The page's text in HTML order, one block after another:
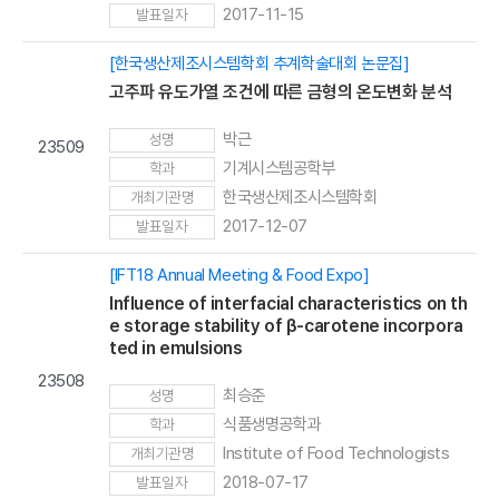
발표일자 2017-11-15
23509
[한국생산제조시스템학회 추계학술대회 논문집]
고주파 유도가열 조건에 따른 금형의 온도변화 분석
성명 박근
학과 기계시스템공학부
개최기관명 한국생산제조시스템학회
발표일자 2017-12-07
23508
[IFT18 Annual Meeting & Food Expo]
Influence of interfacial characteristics on th
e storage stability of β-carotene incorpora
ted in emulsions
성명 최승준
학과 식품생명공학과
개최기관명 Institute of Food Technologists
발표일자 2018-07-17